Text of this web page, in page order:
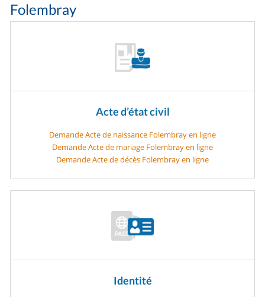
Folembray
Acte d’état civil
Demande Acte de naissance Folembray en ligne
Demande Acte de mariage Folembray en ligne
Demande Acte de décès Folembray en ligne
Identité